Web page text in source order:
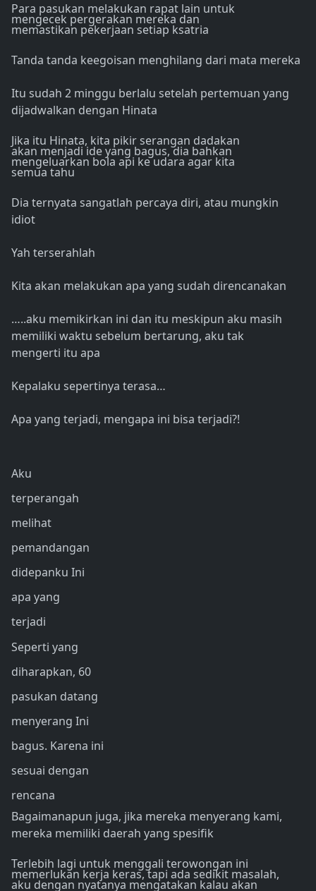
Para pasukan melakukan rapat lain untuk
mengecek pergerakan mereka dan
memastikan pekerjaan setiap ksatria
Tanda tanda keegoisan menghilang dari mata mereka
Itu sudah 2 minggu berlalu setelah pertemuan yang
dijadwalkan dengan Hinata
Jika itu Hinata, kita pikir serangan dadakan
akan menjadi ide yang bagus, dia bahkan
mengeluarkan bola api ke udara agar kita
semua tahu
Dia ternyata sangatlah percaya diri, atau mungkin
idiot
Yah terserahlah
Kita akan melakukan apa yang sudah direncanakan
…..aku memikirkan ini dan itu meskipun aku masih
memiliki waktu sebelum bertarung, aku tak
mengerti itu apa
Kepalaku sepertinya terasa…
Apa yang terjadi, mengapa ini bisa terjadi?!
Aku
terperangah
melihat
pemandangan
didepanku Ini
apa yang
terjadi
Seperti yang
diharapkan, 60
pasukan datang
menyerang Ini
bagus. Karena ini
sesuai dengan
rencana
Bagaimanapun juga, jika mereka menyerang kami,
mereka memiliki daerah yang spesifik
Terlebih lagi untuk menggali terowongan ini
memerlukan kerja keras, tapi ada sedikit masalah,
aku dengan nyatanya mengatakan kalau akan